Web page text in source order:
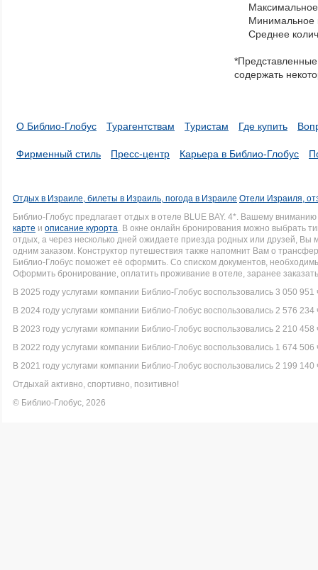
navigate
through
items
a
series.
Минимальное
Среднее
содержать
О Библио-Глобус Турагентствам Туристам Где купить
Фирменный стиль Пресс-центр Карьера в Библио-Глобус
Отдых в Израиле, билеты в Израиль, погода в Израиле Отели Израиля,
Библио-Глобус предлагает отдых в отеле BLUE BAY. 4*. Вашему
карте и описание курорта. В окне онлайн бронирования можно выбрать
отдых, а через несколько дней ожидаете приезда родных или друзей, Вы
одним заказом. Конструктор путешествия также напомнит Вам о
Библио-Глобус поможет её оформить. Со списком документов,
Оформить бронирование, оплатить проживание в отеле, заранее
В 2025 году услугами компании Библио-Глобус воспользовались 3 050 951
В 2024 году услугами компании Библио-Глобус воспользовались 2 576 234
В 2023 году услугами компании Библио-Глобус воспользовались 2 210 458
В 2022 году услугами компании Библио-Глобус воспользовались 1 674 506
В 2021 году услугами компании Библио-Глобус воспользовались 2 199 140
Отдыхай активно, спортивно, позитивно!
© Библио-Глобус, 2026